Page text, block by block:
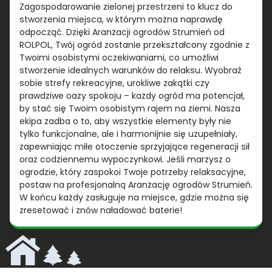
Zagospodarowanie zielonej przestrzeni to klucz do
stworzenia miejsca, w którym można naprawdę
odpocząć. Dzięki Aranżacji ogrodów Strumień od
ROLPOL, Twój ogród zostanie przekształcony zgodnie z
Twoimi osobistymi oczekiwaniami, co umożliwi
stworzenie idealnych warunków do relaksu. Wyobraź
sobie strefy rekreacyjne, urokliwe zakątki czy
prawdziwe oazy spokoju – każdy ogród ma potencjał,
by stać się Twoim osobistym rajem na ziemi. Nasza
ekipa zadba o to, aby wszystkie elementy były nie
tylko funkcjonalne, ale i harmonijnie się uzupełniały,
zapewniając miłe otoczenie sprzyjające regeneracji sił
oraz codziennemu wypoczynkowi. Jeśli marzysz o
ogrodzie, który zaspokoi Twoje potrzeby relaksacyjne,
postaw na profesjonalną Aranżację ogrodów Strumień.
W końcu każdy zasługuje na miejsce, gdzie można się
zresetować i znów naładować baterie!